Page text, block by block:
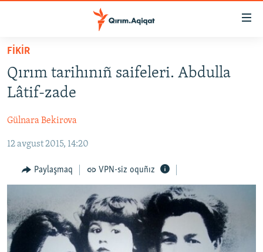
Esas
qaytmaq
Baş
qaytmaq
qaytmaq
SİYASET
CEMİYET
MEDENİYET
İNSAN AQLARI
SÜRET
BLOGLAR
FİKİR
Qırım tarihınıñ saifeleri. Abdulla
Lâtif-zade
Gülnara Bekirova
12 avgust 2015, 14:20
Paylaşmaq VPN-siz oquñız